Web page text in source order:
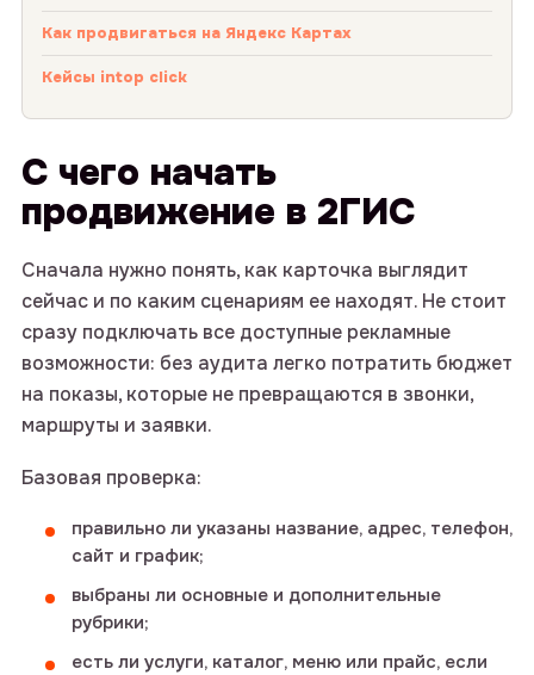
Как продвигаться на Яндекс Картах
Кейсы intop click
С чего начать
продвижение в 2ГИС
Сначала нужно понять, как карточка выглядит
сейчас и по каким сценариям ее находят. Не стоит
сразу подключать все доступные рекламные
возможности: без аудита легко потратить бюджет
на показы, которые не превращаются в звонки,
маршруты и заявки.
Базовая проверка:
правильно ли указаны название, адрес, телефон,
сайт и график;
выбраны ли основные и дополнительные
рубрики;
есть ли услуги, каталог, меню или прайс, если